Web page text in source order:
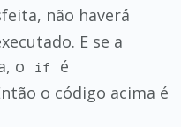
não haverá
E se a
o
if
é
o código acima é